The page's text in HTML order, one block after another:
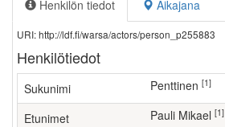
Henkilön tiedot Aikajana
URI: http://ldf.fi/warsa/actors/person_p255883
Henkilötiedot
Sukunimi Penttinen [1]
Etunimet Pauli Mikael [1]